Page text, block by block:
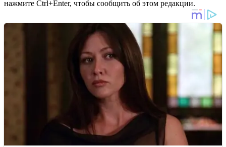
нажмите Ctrl+Enter, чтобы сообщить об этом редакции.